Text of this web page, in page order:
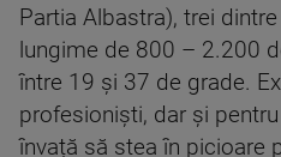
Partia Albastra), trei
lungime de 800 – 2.200
între 19 şi 37 de grade.
profesioniști, dar și
învață să stea în picioare